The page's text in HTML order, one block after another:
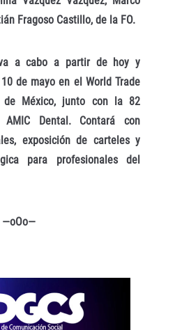
Fragoso Castillo, de la FO.
a cabo a partir de hoy y
de mayo en el World Trade
de México, junto con la 82
Dental. Contará con
exposición de carteles y
para profesionales del
—oOo—